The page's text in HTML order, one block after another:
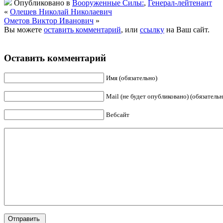
Опубликовано в Вооруженные Силы:, Генерал-лейтенант
« Олешев Николай Николаевич
Ометов Виктор Иванович »
Вы можете оставить комментарий, или ссылку на Ваш сайт.
Оставить комментарий
Имя (обязательно)
Mail (не будет опубликовано)
Вебсайт